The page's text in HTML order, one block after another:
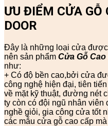
ƯU ĐIỂM CỬA GỖ
DOOR
Đây là những loại cửa
nên sản phẩm Cửa Gỗ Cao
như:
+ Có độ bền cao,bởi cửa
công nghệ hiện đại, tiên
về mặt kỹ thuật, đường nét
ty còn có đội ngũ nhân viên
nghề giỏi, gia công cửa tốt
các mẫu cửa gỗ cao cấp